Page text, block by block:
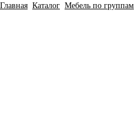
Главная Каталог Мебель по группам